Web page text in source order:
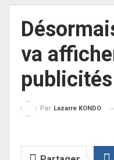
va
publicités
Par Lazarre KONDO